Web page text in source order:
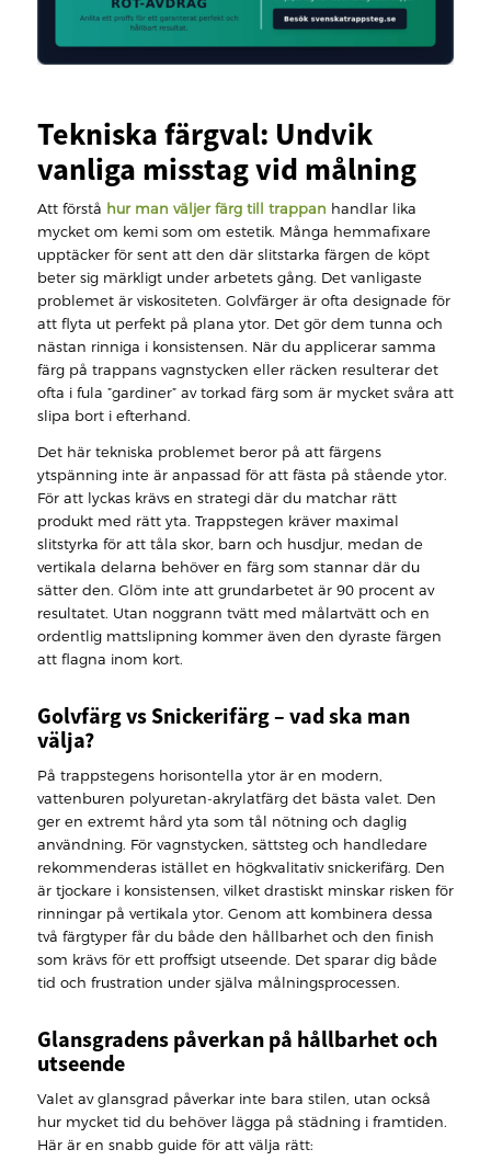
Tekniska färgval: Undvik
vanliga misstag vid målning
Att förstå hur man väljer färg till trappan handlar lika
mycket om kemi som om estetik. Många hemmafixare
upptäcker för sent att den där slitstarka färgen de köpt
beter sig märkligt under arbetets gång. Det vanligaste
problemet är viskositeten. Golvfärger är ofta designade för
att flyta ut perfekt på plana ytor. Det gör dem tunna och
nästan rinniga i konsistensen. När du applicerar samma
färg på trappans vagnstycken eller räcken resulterar det
ofta i fula ”gardiner” av torkad färg som är mycket svåra att
slipa bort i efterhand.
Det här tekniska problemet beror på att färgens
ytspänning inte är anpassad för att fästa på stående ytor.
För att lyckas krävs en strategi där du matchar rätt
produkt med rätt yta. Trappstegen kräver maximal
slitstyrka för att tåla skor, barn och husdjur, medan de
vertikala delarna behöver en färg som stannar där du
sätter den. Glöm inte att grundarbetet är 90 procent av
resultatet. Utan noggrann tvätt med målartvätt och en
ordentlig mattslipning kommer även den dyraste färgen
att flagna inom kort.
Golvfärg vs Snickerifärg – vad ska man
välja?
På trappstegens horisontella ytor är en modern,
vattenburen polyuretan-akrylatfärg det bästa valet. Den
ger en extremt hård yta som tål nötning och daglig
användning. För vagnstycken, sättsteg och handledare
rekommenderas istället en högkvalitativ snickerifärg. Den
är tjockare i konsistensen, vilket drastiskt minskar risken för
rinningar på vertikala ytor. Genom att kombinera dessa
två färgtyper får du både den hållbarhet och den finish
som krävs för ett proffsigt utseende. Det sparar dig både
tid och frustration under själva målningsprocessen.
Glansgradens påverkan på hållbarhet och
utseende
Valet av glansgrad påverkar inte bara stilen, utan också
hur mycket tid du behöver lägga på städning i framtiden.
Här är en snabb guide för att välja rätt: